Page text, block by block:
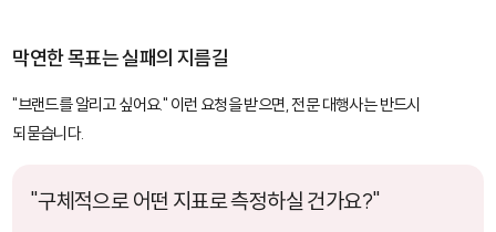
막연한 목표는 실패의 지름길
"브랜드를 알리고 싶어요." 이런 요청을 받으면, 전문 대행사는 반드시
되묻습니다.
"구체적으로 어떤 지표로 측정하실 건가요?"